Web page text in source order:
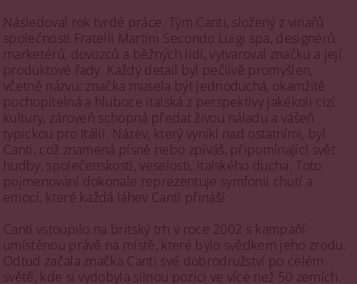
Následoval rok tvrdé práce. Tým Canti, složený z vinařů
společnosti Fratelli Martini Secondo Luigi spa, designérů,
marketérů, dovozců a běžných lidí, vytvaroval značku a její
produktové řady. Každý detail byl pečlivě promyšlen,
včetně názvu: značka musela být jednoduchá, okamžitě
pochopitelná a hluboce italská z perspektivy jakékoli cizí
kultury, zároveň schopná předat živou náladu a vášeň
typickou pro Itálii. Název, který vynikl nad ostatními, byl
Canti, což znamená písně nebo zpíváš, připomínající svět
hudby, společenskosti, veselosti, italského ducha. Toto
pojmenování dokonale reprezentuje symfonii chutí a
emocí, které každá láhev Canti přináší.
Canti vstoupilo na britský trh v roce 2002 s kampaňí
umístěnou právě na místě, které bylo svědkem jeho zrodu.
Odtud začala značka Canti své dobrodružství po celém
světě, kde si vydobyla silnou pozici ve více než 50 zemích.